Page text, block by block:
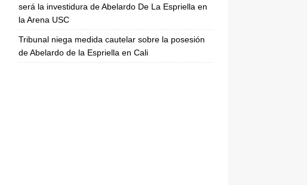
será la investidura de Abelardo De La Espriella en
la Arena USC
Tribunal niega medida cautelar sobre la posesión
de Abelardo de la Espriella en Cali